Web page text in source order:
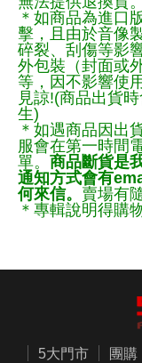
＊如商品為進口
擊，且由於音像
碎裂、刮傷等影
外包裝（封面或
等，因不影響使
見諒!(商品出貨
生)
＊如遇商品因出
服會在第一時間
單。 商品斷貨是
通知方式會有
何來信。 賣場有
＊專輯說明得購
5大門市 團購